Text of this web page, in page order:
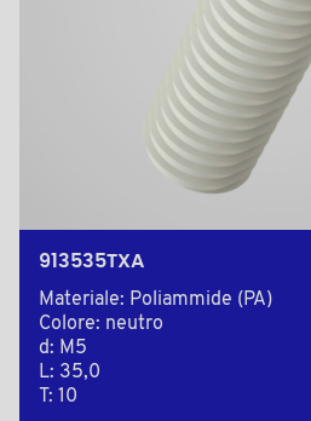
913535TXA
Materiale: Poliammide (PA)
Colore: neutro
d: M5
L: 35,0
T: 10